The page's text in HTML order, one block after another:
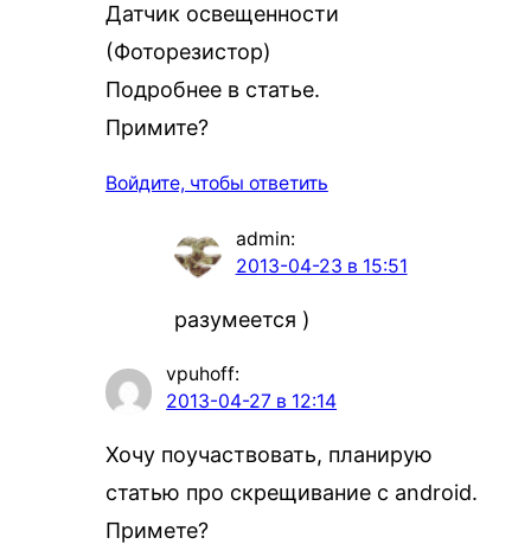
Датчик освещенности
(Фоторезистор)
Подробнее в статье.
Примите?
Войдите, чтобы ответить
admin:
2013-04-23 в 15:51
разумеется )
vpuhoff:
2013-04-27 в 12:14
Хочу поучаствовать, планирую
статью про скрещивание с android.
Примете?